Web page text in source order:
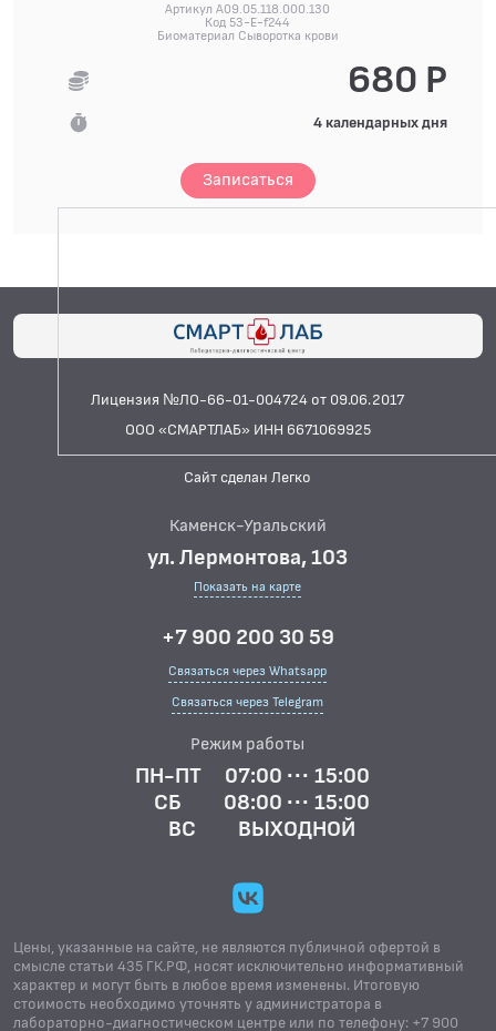
Артикул A09.05.118.000.130
Код 53-E-f244
Биоматериал Сыворотка крови
680 Р
4 календарных дня
Записаться
Лицензия №ЛО-66-01-004724 от 09.06.2017
ООО «СМАРТЛАБ» ИНН 6671069925
Сайт сделан Легко
Каменск-Уральский
ул. Лермонтова, 103
Показать на карте
+7 900 200 30 59
Связаться через Whatsapp
Связаться через Telegram
Режим работы
ПН-ПТ
07:00 ··· 15:00
СБ
08:00 ··· 15:00
ВС
ВЫХОДНОЙ
Цены, указанные на сайте, не являются публичной офертой в
смысле статьи 435 ГК.РФ, носят исключительно информативный
характер и могут быть в любое время изменены. Итоговую
стоимость необходимо уточнять у администратора в
лабораторно-диагностическом центре или по телефону: +7 900